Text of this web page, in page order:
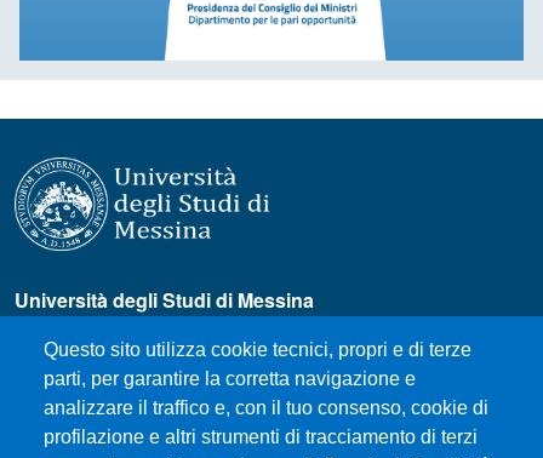
Questo sito utilizza cookie tecnici, propri e di terze
parti, per garantire la corretta navigazione e
analizzare il traffico e, con il tuo consenso, cookie di
profilazione e altri strumenti di tracciamento di terzi
Università degli Studi di Messina
Cod. Fiscale 80004070837
P.IVA 00724160833
Centralino: 090 676 1